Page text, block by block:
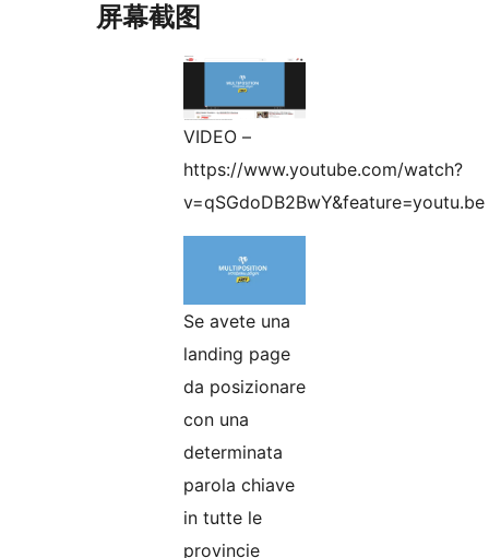
屏幕截图
VIDEO –
https://www.youtube.com/watch?
v=qSGdoDB2BwY&feature=youtu.be
Se avete una
landing page
da posizionare
con una
determinata
parola chiave
in tutte le
provincie